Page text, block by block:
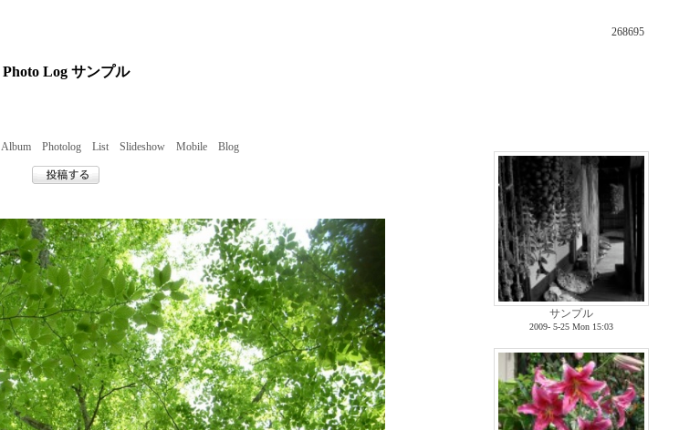
268695
Photo Log サンプル
Album Photolog List Slideshow Mobile Blog
サンプル
2009- 5-25 Mon 15:03